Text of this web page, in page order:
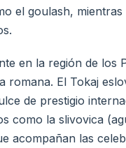
el goulash,
en la región de los
romana. El Tokaj
de prestigio
como la slivovica
acompañan las